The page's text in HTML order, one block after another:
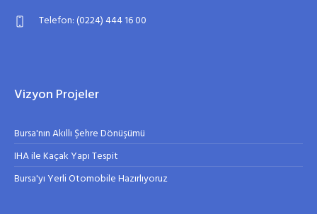
Telefon: (0224) 444 16 00
Vizyon Projeler
Bursa'nın Akıllı Şehre Dönüşümü
IHA ile Kaçak Yapı Tespit
Bursa'yı Yerli Otomobile Hazırlıyoruz